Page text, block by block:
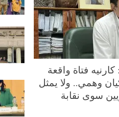
فتاة واقعة
وهمي.. ولا يمثل
سوى نقابة